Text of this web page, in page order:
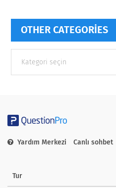
OTHER CATEGORIES
categories
Yardım Merkezi Canlı sohbet
Tur